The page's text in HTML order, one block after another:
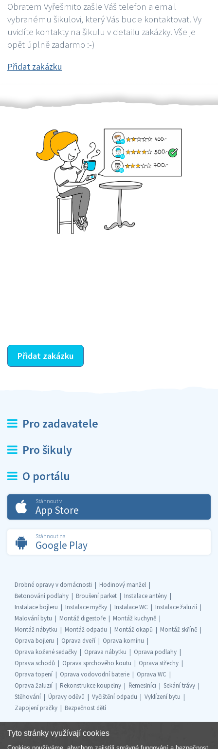
Obratem Vyřešmito zašle Váš telefon a email
vybranému šikulovi, který Vás bude kontaktovat. Vy
uvidíte kontakty na šikulu v detailu zakázky. Vše je
opět úplně zadarmo :-)
Přidat zakázku
Přidat zakázku
Pro zadavatele
Pro šikuly
O portálu
Stáhnout v
App Store
Stáhnout na
Google Play
Drobné opravy v domácnosti
Hodinový manžel
Betonování podlahy
Broušení parket
Instalace antény
Instalace bojleru
Instalace myčky Instalace WC
Instalace žaluzií
Malování bytu
Montáž digestoře
Montáž kuchyně
Montáž nábytku
Montáž odpadu Montáž okapů
Montáž skříně
Oprava bojleru
Oprava dveří
Oprava komínu
Oprava kožené sedačky
Oprava nábytku
Oprava podlahy
Oprava schodů
Oprava sprchového koutu
Oprava střechy
Oprava topení
Oprava vodovodní baterie
Oprava WC
Oprava žaluzií
Rekonstrukce koupelny Řemeslníci
Sekání trávy
Stěhování
Úpravy oděvů Vyčištění odpadu
Vyklízení bytu
Zapojení pračky
Bezpečnost dětí
Tyto stránky využívají cookies